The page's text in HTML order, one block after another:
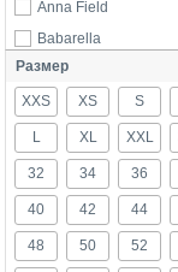
Anna Field
Babarella
Beedees
Bench
Bershka
BeShaped
Bjorn Borg
Blue Moon
Born Living Yoga
Размер
XXS XS S
L XL XXL
32 34 36
40 42 44
48 50 52